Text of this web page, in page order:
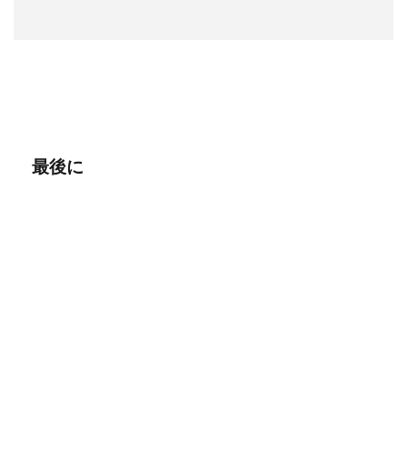
最後に